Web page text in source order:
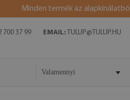
Minden termék az alapkínálatból
700 37 99 EMAIL: TULUP@TULUP.HU
Valamennyi